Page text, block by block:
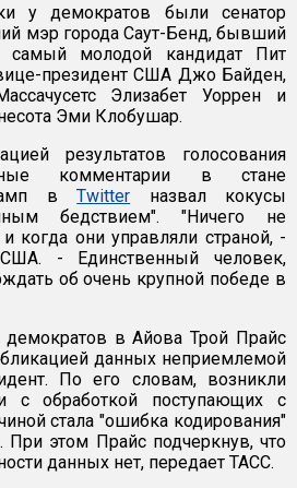
у демократов были сенатор
мэр города Саут-Бенд, бывший
молодой кандидат Пит
президент США Джо Байден,
Элизабет Уоррен и
Эми Клобушар.
результатов голосования
комментарии в стане
вTwitter назвал кокусы
бедствием". "Ничего не
когда они управляли страной, -
США. - Единственный человек,
об очень крупной победе в
демократов в Айова Трой Прайс
данных неприемлемой
По его словам, возникли
с обработкой поступающих с
стала "ошибка кодирования"
этом Прайс подчеркнув, что
данных нет, передает ТАСС.